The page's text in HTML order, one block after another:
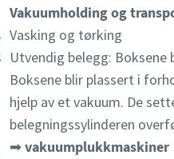
Vakuumholding og
Vasking og tørking
Utvendig belegg:
Boksene blir plassert i
hjelp av et vakuum. De
belegningssylinderen
➡vakuumplukkmaskiner